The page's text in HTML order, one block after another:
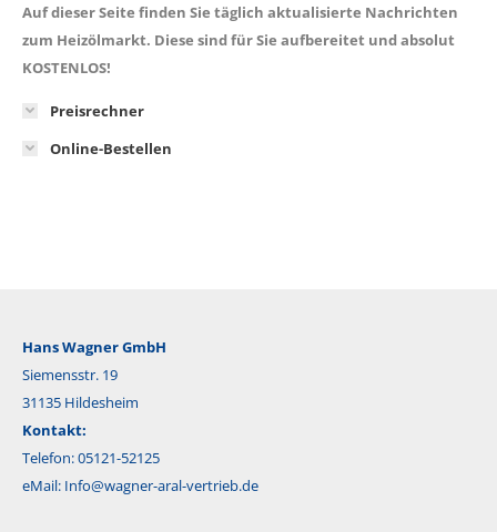
Auf dieser Seite finden Sie täglich aktualisierte Nachrichten
zum Heizölmarkt. Diese sind für Sie aufbereitet und absolut
KOSTENLOS!
Preisrechner
Online-Bestellen
Hans Wagner GmbH
Siemensstr. 19
31135 Hildesheim
Kontakt:
Telefon: 05121-52125
eMail: Info@wagner-aral-vertrieb.de